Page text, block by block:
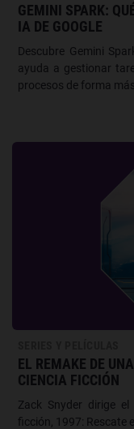
GEMINI SPARK:
IA DE GOOGLE
Descubre Gemini
ayuda a gestionar
procesos de forma
EL REMAKE DE
CIENCIA FICCIÓN
Zack Snyder dirige
ficción, 1997: Rescate